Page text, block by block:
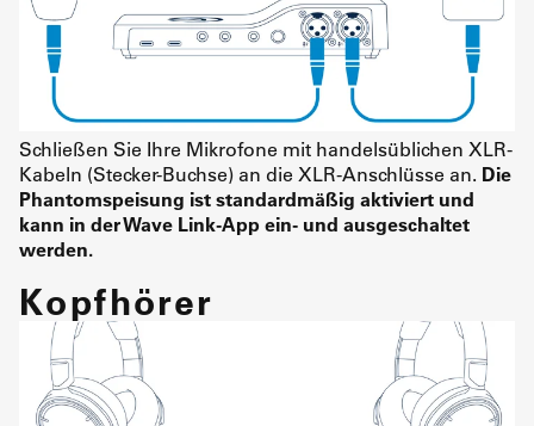
Schließen Sie Ihre Mikrofone mit handelsüblichen XLR-
Kabeln (Stecker-Buchse) an die XLR-Anschlüsse an. Die
Phantomspeisung ist standardmäßig aktiviert und
kann in der Wave Link-App ein- und ausgeschaltet
werden.
Kopfhörer